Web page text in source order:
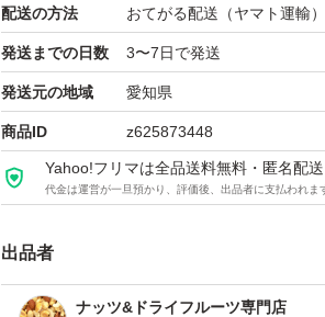
賞味期限は発送日よりおよそ150日にな
ドライフルーツとナッツのミックスは発
がしけてしまう可能性がございます。ご
＊プレミックスの為、内容に偏りがある
低糖質
配送の方法 おてがる配送（ヤマト運輸）
発送までの日数 3〜7日で発送
発送元の地域 愛知県
商品ID z625873448
Yahoo!フリマは全品送料無料・匿名配送
代金は運営が一旦預かり、評価後、出品者に支払われま
出品者
ナッツ&ドライフルーツ専門店